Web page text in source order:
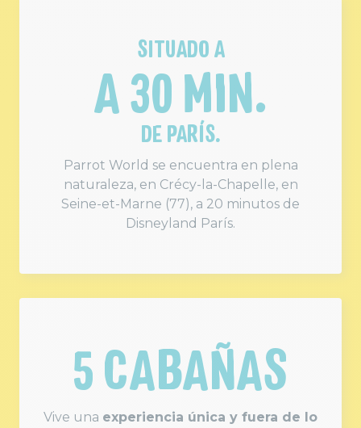
SITUADO A
A 30 MIN.
DE PARÍS.
Parrot World se encuentra en plena
naturaleza, en Crécy-la-Chapelle, en
Seine-et-Marne (77), a 20 minutos de
Disneyland París.
5 CABAÑAS
Vive una experiencia única y fuera de lo